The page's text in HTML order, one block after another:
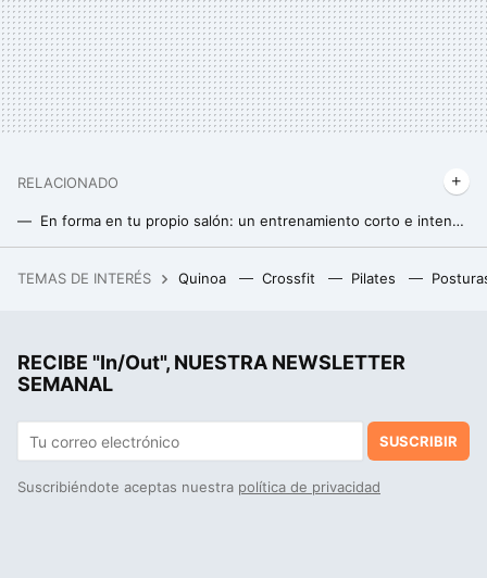
RELACIONADO
En forma en tu propio salón: un entrenamiento corto e intenso tipo Tabata de 4 minutos
TEMAS DE INTERÉS Quinoa Crossfit Pilates
RECIBE "In/Out", NUESTRA NEWSLETTER
SEMANAL
SUSCRIBIR
Suscribiéndote aceptas nuestra política de privacidad